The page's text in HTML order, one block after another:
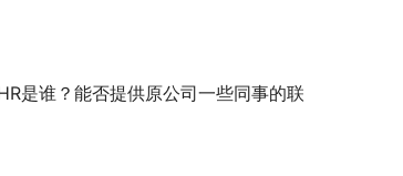
是谁？能否提供原公司一些同事的联